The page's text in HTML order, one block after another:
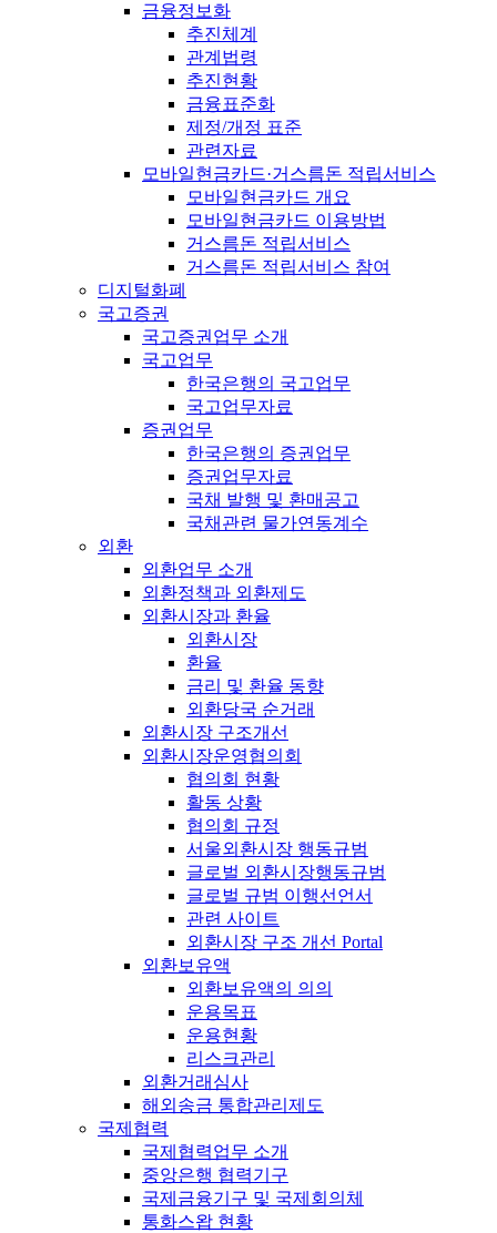
금융정보화
추진체계
관계법령
추진현황
금융표준화
제정/개정 표준
관련자료
모바일현금카드·거스름돈 적립서비스
모바일현금카드 개요
모바일현금카드 이용방법
거스름돈 적립서비스
거스름돈 적립서비스 참여
디지털화폐
국고증권
국고증권업무 소개
국고업무
한국은행의 국고업무
국고업무자료
증권업무
한국은행의 증권업무
증권업무자료
국채 발행 및 환매공고
국채관련 물가연동계수
외환
외환업무 소개
외환정책과 외환제도
외환시장과 환율
외환시장
환율
금리 및 환율 동향
외환당국 순거래
외환시장 구조개선
외환시장운영협의회
협의회 현황
활동 상황
협의회 규정
서울외환시장 행동규범
글로벌 외환시장행동규범
글로벌 규범 이행선언서
관련 사이트
외환시장 구조 개선 Portal
외환보유액
외환보유액의 의의
운용목표
운용현황
리스크관리
외환거래심사
해외송금 통합관리제도
국제협력
국제협력업무 소개
중앙은행 협력기구
국제금융기구 및 국제회의체
통화스왑 현황